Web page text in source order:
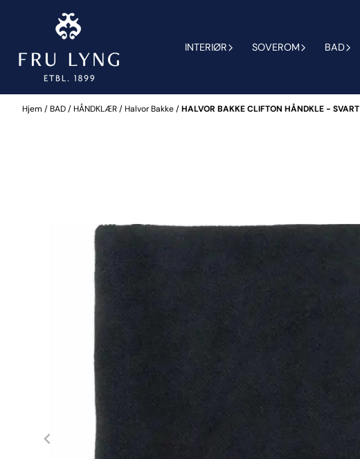
Hopp til innhold
INTERIØR SOVEROM BAD
Hjem /BAD/HÅNDKLÆR/Halvor Bakke/HALVOR BAKKE CLIFTON HÅNDKLE - SVART